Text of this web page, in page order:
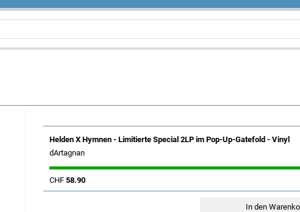
Helden X Hymnen - Limitierte Special 2LP im Pop-Up-Gatefold - Vinyl
dArtagnan
CHF 58.90